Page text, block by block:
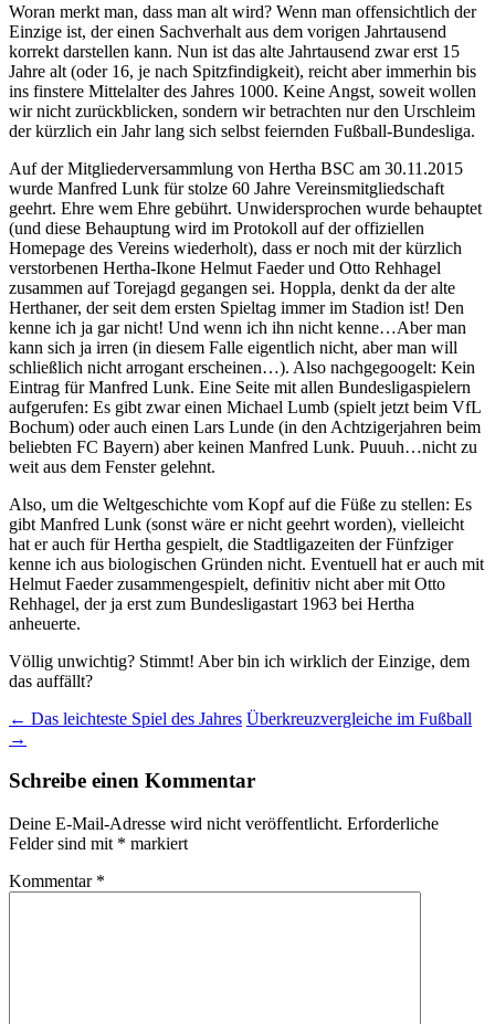
Woran merkt man, dass man alt wird? Wenn man offensichtlich der
Einzige ist, der einen Sachverhalt aus dem vorigen Jahrtausend
korrekt darstellen kann. Nun ist das alte Jahrtausend zwar erst 15
Jahre alt (oder 16, je nach Spitzfindigkeit), reicht aber immerhin bis
ins finstere Mittelalter des Jahres 1000. Keine Angst, soweit wollen
wir nicht zurückblicken, sondern wir betrachten nur den Urschleim
der kürzlich ein Jahr lang sich selbst feiernden Fußball-Bundesliga.
Auf der Mitgliederversammlung von Hertha BSC am 30.11.2015
wurde Manfred Lunk für stolze 60 Jahre Vereinsmitgliedschaft
geehrt. Ehre wem Ehre gebührt. Unwidersprochen wurde behauptet
(und diese Behauptung wird im Protokoll auf der offiziellen
Homepage des Vereins wiederholt), dass er noch mit der kürzlich
verstorbenen Hertha-Ikone Helmut Faeder und Otto Rehhagel
zusammen auf Torejagd gegangen sei. Hoppla, denkt da der alte
Herthaner, der seit dem ersten Spieltag immer im Stadion ist! Den
kenne ich ja gar nicht! Und wenn ich ihn nicht kenne…Aber man
kann sich ja irren (in diesem Falle eigentlich nicht, aber man will
schließlich nicht arrogant erscheinen…). Also nachgegoogelt: Kein
Eintrag für Manfred Lunk. Eine Seite mit allen Bundesligaspielern
aufgerufen: Es gibt zwar einen Michael Lumb (spielt jetzt beim VfL
Bochum) oder auch einen Lars Lunde (in den Achtzigerjahren beim
beliebten FC Bayern) aber keinen Manfred Lunk. Puuuh…nicht zu
weit aus dem Fenster gelehnt.
Also, um die Weltgeschichte vom Kopf auf die Füße zu stellen: Es
gibt Manfred Lunk (sonst wäre er nicht geehrt worden), vielleicht
hat er auch für Hertha gespielt, die Stadtligazeiten der Fünfziger
kenne ich aus biologischen Gründen nicht. Eventuell hat er auch mit
Helmut Faeder zusammengespielt, definitiv nicht aber mit Otto
Rehhagel, der ja erst zum Bundesligastart 1963 bei Hertha
anheuerte.
Völlig unwichtig? Stimmt! Aber bin ich wirklich der Einzige, dem
das auffällt?
Beitragsnavigation
← Das leichteste Spiel des Jahres Überkreuzvergleiche im Fußball
→
Schreibe einen Kommentar
Deine E-Mail-Adresse wird nicht veröffentlicht. Erforderliche
Felder sind mit * markiert
Kommentar *